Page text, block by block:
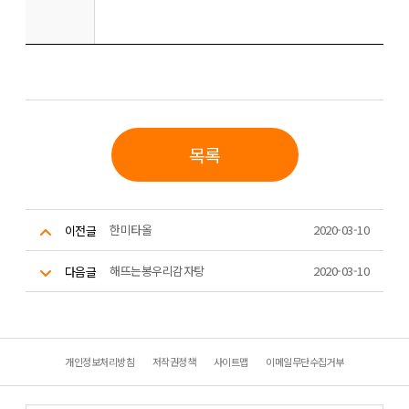
목록
이전글 한미타올 2020-03-10
다음글 해뜨는봉우리감자탕 2020-03-10
개인정보처리방침 저작권정책 사이트맵 이메일무단수집거부